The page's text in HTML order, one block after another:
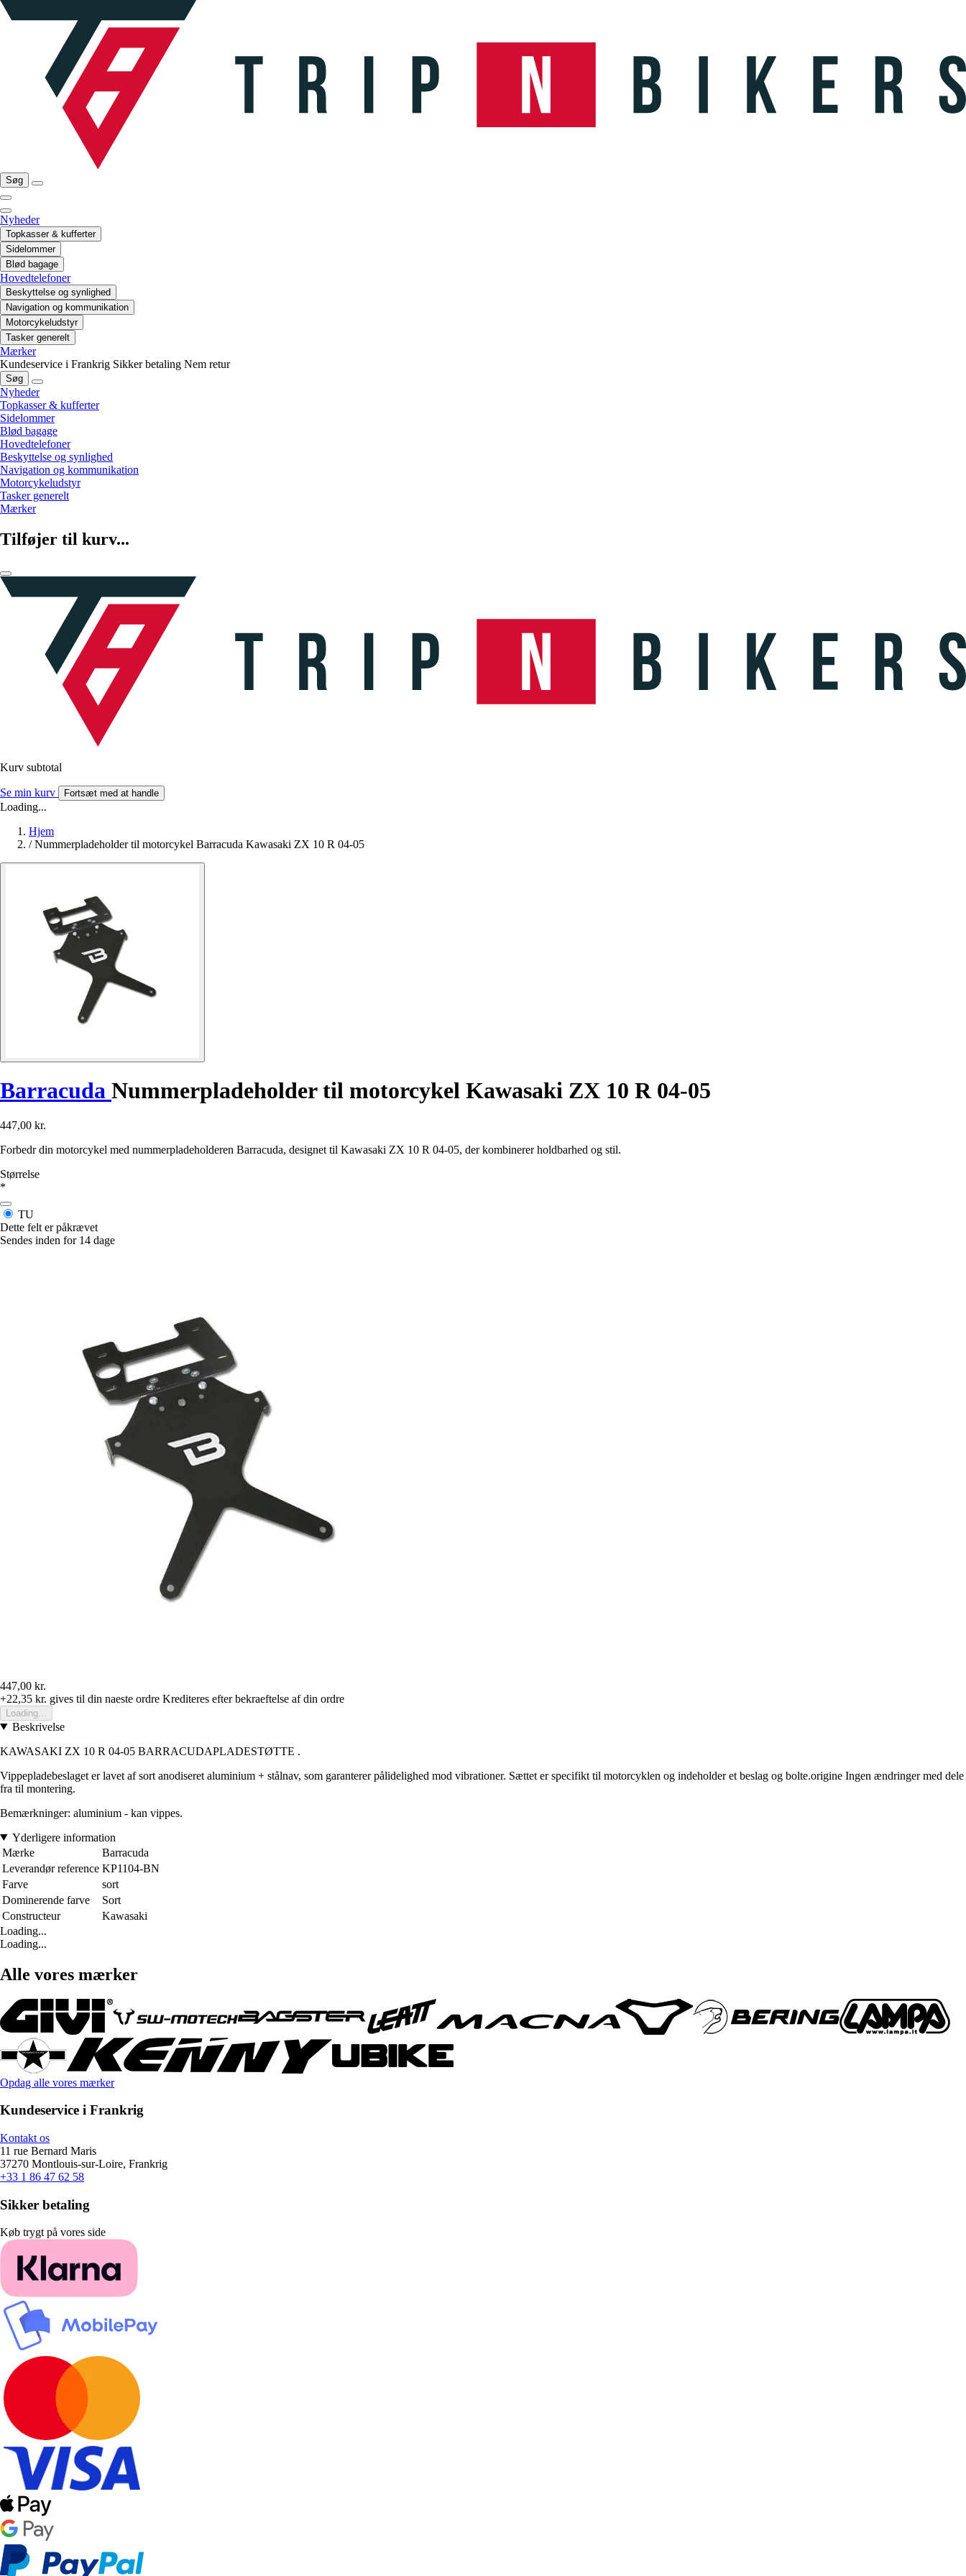
Søg
Nyheder
Topkasser & kufferter
Sidelommer
Blød bagage
Hovedtelefoner
Beskyttelse og synlighed
Navigation og kommunikation
Motorcykeludstyr
Tasker generelt
Mærker
Kundeservice i Frankrig Sikker betaling Nem retur
Søg
Nyheder
Topkasser & kufferter
Sidelommer
Blød bagage
Hovedtelefoner
Beskyttelse og synlighed
Navigation og kommunikation
Motorcykeludstyr
Tasker generelt
Mærker
Tilføjer til kurv...
Kurv subtotal
Se min kurv Fortsæt med at handle
Loading...
Hjem
/ Nummerpladeholder til motorcykel Barracuda Kawasaki ZX 10 R 04-05
Barracuda Nummerpladeholder til motorcykel Kawasaki ZX 10 R 04-05
447,00 kr.
Forbedr din motorcykel med nummerpladeholderen Barracuda, designet til Kawasaki ZX 10 R 04-05, der kombinerer holdbarhed og stil.
Størrelse
*
TU
Dette felt er påkrævet
Sendes inden for 14 dage
447,00 kr.
+22,35 kr. gives til din naeste ordre Krediteres efter bekraeftelse af din ordre
Loading...
Beskrivelse
KAWASAKI ZX 10 R 04-05 BARRACUDAPLADESTØTTE .
Vippepladebeslaget er lavet af sort anodiseret aluminium + stålnav, som garanterer pålidelighed mod vibrationer. Sættet er specifikt til motorcyklen og indeholder et beslag og bolte.origine Ingen ændringer med dele
fra til montering.
Bemærkninger: aluminium - kan vippes.
Yderligere information
Mærke
Barracuda
Leverandør reference KP1104-BN
Farve
sort
Dominerende farve
Sort
Constructeur
Kawasaki
Loading...
Loading...
Alle vores mærker
Opdag alle vores mærker
Kundeservice i Frankrig
Kontakt os
11 rue Bernard Maris
37270 Montlouis-sur-Loire, Frankrig
+33 1 86 47 62 58
Sikker betaling
Køb trygt på vores side